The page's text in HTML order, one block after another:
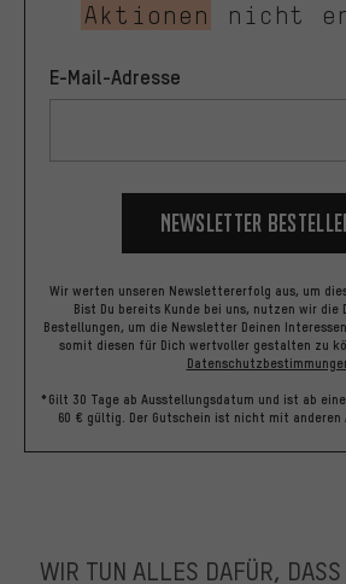
Aktionen
nicht
E-Mail-Adresse
Newsletter
Wir werten unseren Newslettererfolg aus, um
Bist Du bereits Kunde bei uns, nutzen wir die
Bestellungen, um die Newsletter Deinen
somit diesen für Dich wertvoller gestalten zu
*Gilt 30 Tage ab Ausstellungsdatum und ist ab
60 € gültig. Der Gutschein ist nicht mit anderen
WIR TUN ALLES DAFÜR,